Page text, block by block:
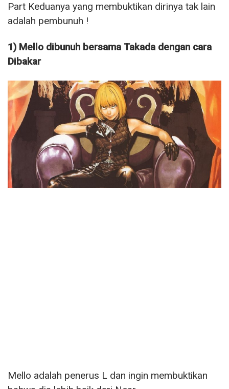
Part Keduanya yang membuktikan dirinya tak lain
adalah pembunuh !
1) Mello dibunuh bersama Takada dengan cara
Dibakar
Mello adalah penerus L dan ingin membuktikan